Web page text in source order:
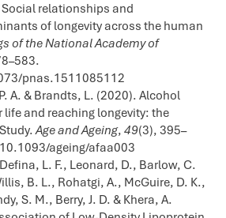
relationships and
of longevity across the human
of the National Academy of
pnas.1511085112
A. & Brandts, L. (2020). Alcohol
and reaching longevity: the
Age and Ageing,49(3), 395–
ageing/afaa003
L. F., Leonard, D., Barlow, C.
B. L., Rohatgi, A., McGuire, D. K.,
S. M., Berry, J. D. & Khera, A.